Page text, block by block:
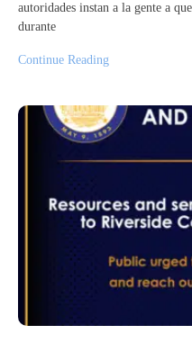
autoridades instan a la gente a
durante
Continue Reading